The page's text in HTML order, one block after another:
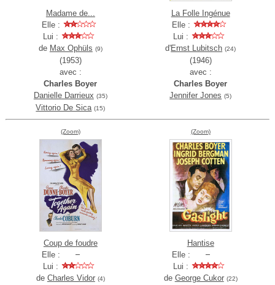
Madame de...
Elle :
Lui :
de Max Ophüls (9)
(1953)
avec :
Charles Boyer
Danielle Darrieux (35)
Vittorio De Sica (15)
La Folle Ingénue
Elle :
Lui :
d'Ernst Lubitsch (24)
(1946)
avec :
Charles Boyer
Jennifer Jones (5)
(Zoom)
Coup de foudre
Elle :
Lui :
de Charles Vidor (4)
(Zoom)
Hantise
Elle :
Lui :
de George Cukor (22)